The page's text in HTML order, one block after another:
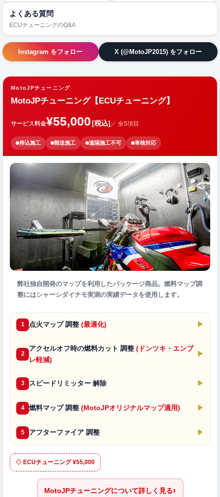
よくある質問
ECUチューニングのQ&A
Instagram をフォロー X (@MotoJP2015) をフォロー
MotoJPチューニング
MotoJPチューニング【ECUチューニング】
サービス料金¥55,000[税込] ／ 全5項目
持込施工 郵送施工 遠隔施工不可 車検対応
弊社独自開発のマップを利用したパッケージ商品。燃料マップ調
整にはシャーシダイナモ実測の実績データを使用します。
1 点火マップ 調整 (最適化) ▶
2
アクセルオフ時の燃料カット 調整 (ドンツキ・エンブ
レ軽減)
▶
3 スピードリミッター 解除 ▶
4 燃料マップ 調整 (MotoJPオリジナルマップ適用) ▶
5 アフターファイア 調整 ▶
◇ ECUチューニング ¥55,000
MotoJPチューニングについて詳しく見る›